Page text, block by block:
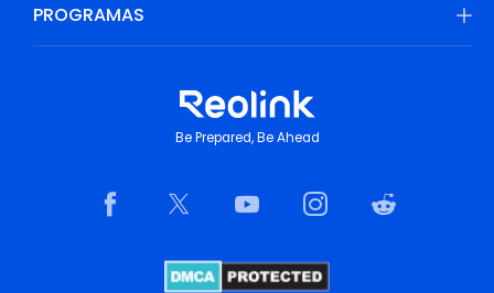
PROGRAMAS
Be Prepared, Be Ahead